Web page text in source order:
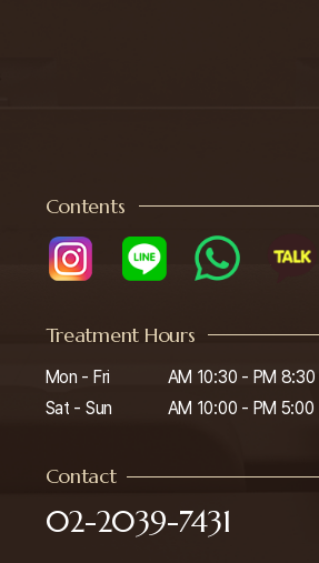
Contents
Treatment Hours
Mon - Fri
Sat - Sun
AM 10:30 - PM 8:30
AM 10:00 - PM 5:00
Contact
02-2039-7431